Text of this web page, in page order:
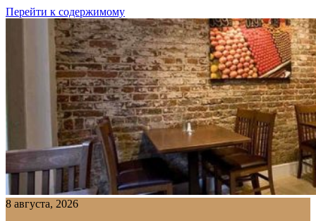
Перейти к содержимому
8 августа, 2026